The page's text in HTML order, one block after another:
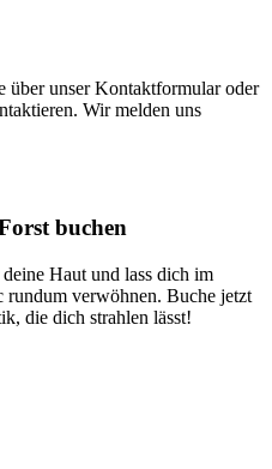
über unser Kontaktformular oder
Wir melden uns
buchen
Haut und lass dich im
verwöhnen. Buche jetzt
die dich strahlen lässt!